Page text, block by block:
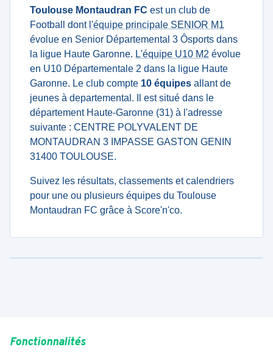
Toulouse Montaudran FC est un club de
Football dont l'équipe principale SENIOR M1
évolue en Senior Départemental 3 Ôsports dans
la ligue Haute Garonne. L'équipe U10 M2 évolue
en U10 Départementale 2 dans la ligue Haute
Garonne. Le club compte 10 équipes allant de
jeunes à departemental. Il est situé dans le
département Haute-Garonne (31) à l'adresse
suivante : CENTRE POLYVALENT DE
MONTAUDRAN 3 IMPASSE GASTON GENIN
31400 TOULOUSE.
Suivez les résultats, classements et calendriers
pour une ou plusieurs équipes du Toulouse
Montaudran FC grâce à Score'n'co.
Fonctionnalités